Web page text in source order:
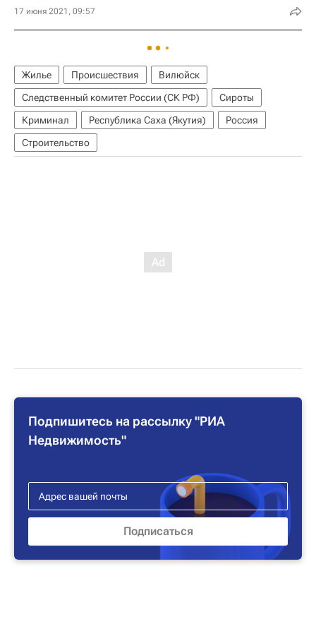
17 июня 2021, 09:57
Жилье Происшествия
Вилюйск
Следственный комитет России (СК РФ)
Сироты
Криминал
Республика Саха (Якутия)
Россия
Строительство
Подпишитесь на рассылку "РИА
Недвижимость"